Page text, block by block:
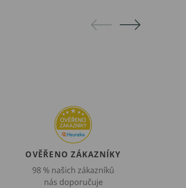
OVĚŘENO ZÁKAZNÍKY
98 % našich zákazníků
nás doporučuje